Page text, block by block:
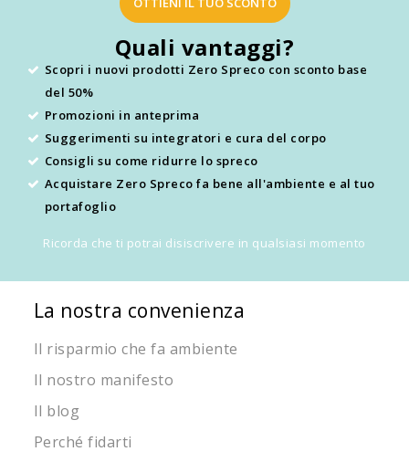
Quali vantaggi?
Scopri i nuovi prodotti Zero Spreco con sconto base
del 50%
Promozioni in anteprima
Suggerimenti su integratori e cura del corpo
Consigli su come ridurre lo spreco
Acquistare Zero Spreco fa bene all'ambiente e al tuo
portafoglio
Ricorda che ti potrai disiscrivere in qualsiasi momento
La nostra convenienza
Il risparmio che fa ambiente
Il nostro manifesto
Il blog
Perché fidarti